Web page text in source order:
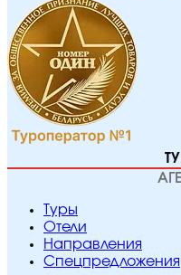
Туры
Отели
Направления
Спецпредложения